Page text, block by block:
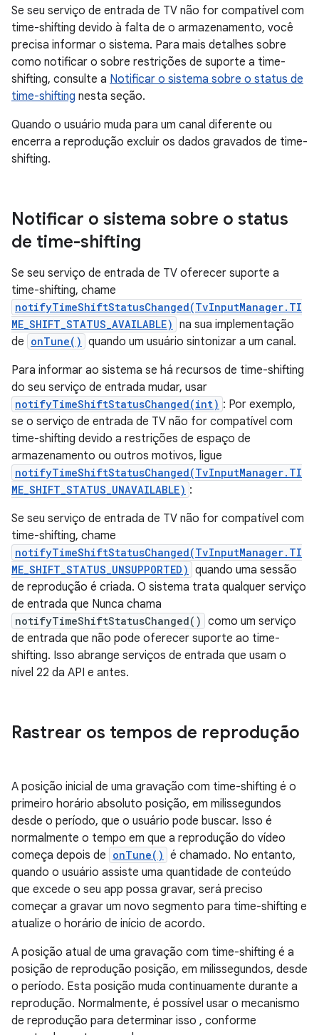
Se seu serviço de entrada de TV não for compatível com
time-shifting devido à falta de o armazenamento, você
precisa informar o sistema. Para mais detalhes sobre
como notificar o sobre restrições de suporte a time-
shifting, consulte a Notificar o sistema sobre o status de
time-shifting nesta seção.
Quando o usuário muda para um canal diferente ou
encerra a reprodução excluir os dados gravados de time-
shifting.
Notificar o sistema sobre o status
de time-shifting
Se seu serviço de entrada de TV oferecer suporte a
time-shifting, chame
notifyTimeShiftStatusChanged(TvInputManager.TI
ME_SHIFT_STATUS_AVAILABLE) na sua implementação
de onTune() quando um usuário sintonizar a um canal.
Para informar ao sistema se há recursos de time-shifting
do seu serviço de entrada mudar, usar
notifyTimeShiftStatusChanged(int) : Por exemplo,
se o serviço de entrada de TV não for compatível com
time-shifting devido a restrições de espaço de
armazenamento ou outros motivos, ligue
notifyTimeShiftStatusChanged(TvInputManager.TI
ME_SHIFT_STATUS_UNAVAILABLE) :
Se seu serviço de entrada de TV não for compatível com
time-shifting, chame
notifyTimeShiftStatusChanged(TvInputManager.TI
ME_SHIFT_STATUS_UNSUPPORTED) quando uma sessão
de reprodução é criada. O sistema trata qualquer serviço
de entrada que Nunca chama
notifyTimeShiftStatusChanged() como um serviço
de entrada que não pode oferecer suporte ao time-
shifting. Isso abrange serviços de entrada que usam o
nível 22 da API e antes.
Rastrear os tempos de reprodução
A posição inicial de uma gravação com time-shifting é o
primeiro horário absoluto posição, em milissegundos
desde o período, que o usuário pode buscar. Isso é
normalmente o tempo em que a reprodução do vídeo
começa depois de onTune() é chamado. No entanto,
quando o usuário assiste uma quantidade de conteúdo
que excede o seu app possa gravar, será preciso
começar a gravar um novo segmento para time-shifting e
atualize o horário de início de acordo.
A posição atual de uma gravação com time-shifting é a
posição de reprodução posição, em milissegundos, desde
o período. Esta posição muda continuamente durante a
reprodução. Normalmente, é possível usar o mecanismo
de reprodução para determinar isso , conforme